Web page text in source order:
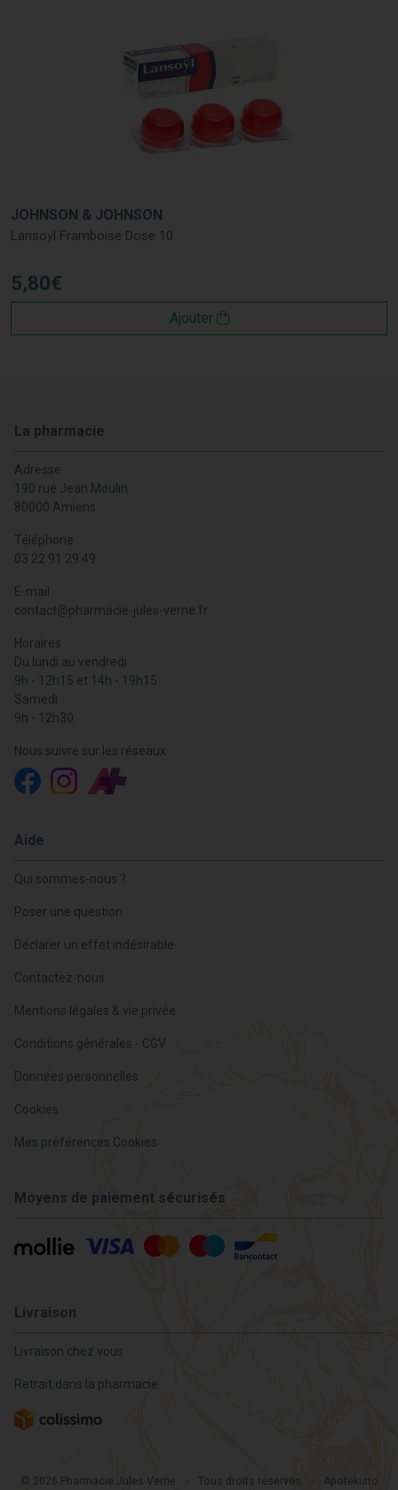
JOHNSON & JOHNSON
Lansoyl Framboise Dose 10
5,80€
Ajouter
La pharmacie
Adresse
190 rue Jean Moulin
80000 Amiens
Téléphone
03 22 91 29 49
E-mail
contact@pharmacie-jules-verne.fr
Horaires
Du lundi au vendredi
9h - 12h15 et 14h - 19h15
Samedi
9h - 12h30
Nous suivre sur les réseaux
Aide
Qui sommes-nous ?
Poser une question
Déclarer un effet indésirable
Contactez-nous
Mentions légales & vie privée
Conditions générales - CGV
Données personnelles
Cookies
Mes préférences Cookies
Moyens de paiement sécurisés
Livraison
Livraison chez vous
Retrait dans la pharmacie
© 2026 Pharmacie Jules Verne - Tous droits réservés - Apotekisto